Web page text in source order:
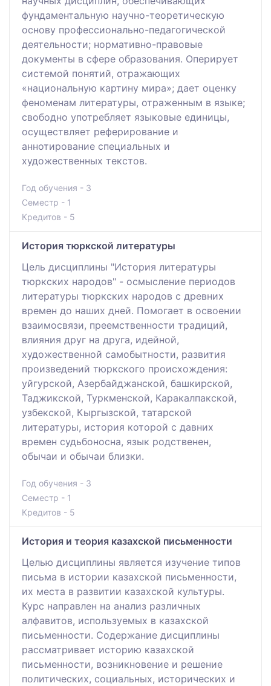
фундаментальную научно-теоретическую
основу профессионально-педагогической
деятельности; нормативно-правовые
документы в сфере образования. Оперирует
системой понятий, отражающих
«национальную картину мира»; дает оценку
феноменам литературы, отраженным в языке;
свободно употребляет языковые единицы,
осуществляет реферирование и
аннотирование специальных и
художественных текстов.
Год обучения - 3
Семестр - 1
Кредитов - 5
История тюркской литературы
Цель дисциплины "История литературы
тюркских народов" - осмысление периодов
литературы тюркских народов с древних
времен до наших дней. Помогает в освоении
взаимосвязи, преемственности традиций,
влияния друг на друга, идейной,
художественной самобытности, развития
произведений тюркского происхождения:
уйгурской, Азербайджанской, башкирской,
Таджикской, Туркменской, Каракалпакской,
узбекской, Кыргызской, татарской
литературы, история которой с давних
времен судьбоносна, язык родственен,
обычаи и обычаи близки.
Год обучения - 3
Семестр - 1
Кредитов - 5
История и теория казахской письменности
Целью дисциплины является изучение типов
письма в истории казахской письменности,
их места в развитии казахской культуры.
Курс направлен на анализ различных
алфавитов, используемых в казахской
письменности. Содержание дисциплины
рассматривает историю казахской
письменности, возникновение и решение
политических, социальных, исторических и